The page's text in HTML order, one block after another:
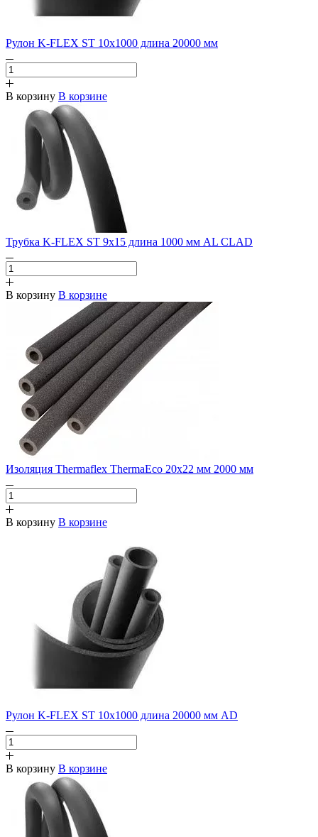
Рулон K-FLEX ST 10х1000 длина 20000 мм
В корзину В корзине
Трубка K-FLEX ST 9х15 длина 1000 мм AL CLAD
В корзину В корзине
Изоляция Thermaflex ThermaEco 20х22 мм 2000 мм
В корзину В корзине
Рулон K-FLEX ST 10х1000 длина 20000 мм AD
В корзину В корзине